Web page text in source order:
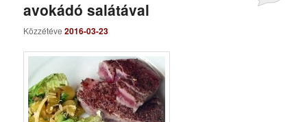
avokádó salátával
Közzétéve2016-03-23